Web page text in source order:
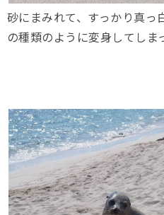
砂にまみれて、すっかり真っ
の種類のように変身してしま